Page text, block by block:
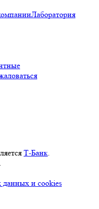
Лаборатория
Т-Банк.
данных и cookies